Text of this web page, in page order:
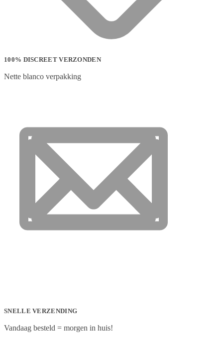
100% DISCREET VERZONDEN
Nette blanco verpakking
SNELLE VERZENDING
Vandaag besteld = morgen in huis!